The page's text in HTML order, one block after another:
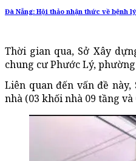
Đà Nẵng: Hội thảo nhận thức về bệnh
Thời gian qua, Sở Xây
chung cư Phước Lý,
Liên quan đến vấn đề
nhà (03 khối nhà 09 tầng